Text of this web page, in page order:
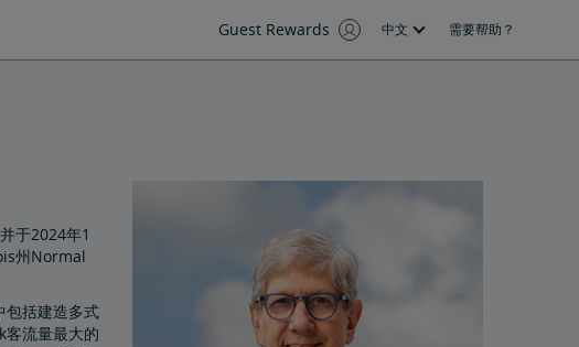
Guest Rewards 中文 需要帮助？
于2024年1
州Normal
包括建造多式
流量最大的